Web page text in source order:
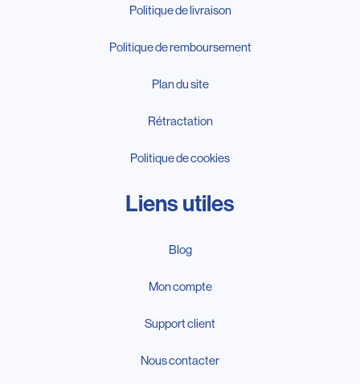
Politique de livraison
Politique de remboursement
Plan du site
Rétractation
Politique de cookies
Liens utiles
Blog
Mon compte
Support client
Nous contacter